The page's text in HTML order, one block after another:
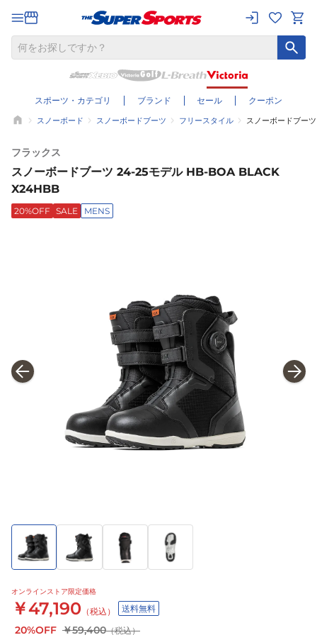
スポーツ・カテゴリ ブランド セール クーポン
スノーボード スノーボードブーツ フリースタイル スノーボードブー
フラックス
スノーボードブーツ 24-25モデル HB-BOA BLACK
X24HBB
20%OFF SALE MENS
オンラインストア限定価格
￥47,190 （税込） 送料無料
20%OFF ￥59,400（税込）